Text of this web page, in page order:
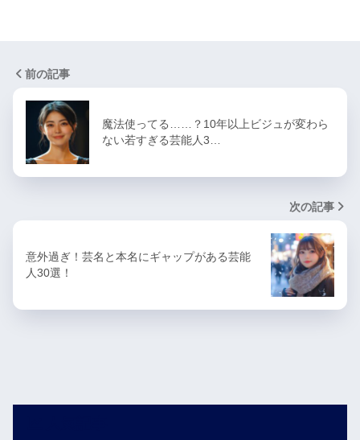
前の記事
魔法使ってる……？10年以上ビジュが変わら
ない若すぎる芸能人3…
次の記事
意外過ぎ！芸名と本名にギャップがある芸能
人30選！